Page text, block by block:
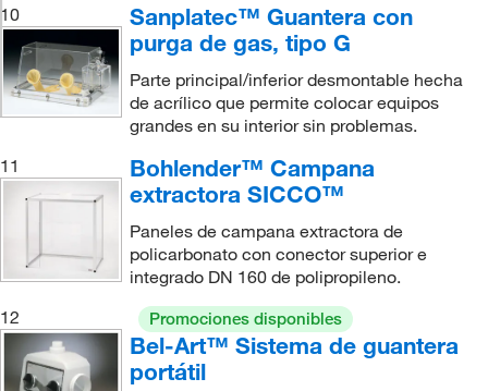
10
Sanplatec™ Guantera con
purga de gas, tipo G
Parte principal/inferior desmontable hecha
de acrílico que permite colocar equipos
grandes en su interior sin problemas.
11
Bohlender™ Campana
extractora SICCO™
Paneles de campana extractora de
policarbonato con conector superior e
integrado DN 160 de polipropileno.
12
Promociones disponibles
Bel-Art™ Sistema de guantera
portátil